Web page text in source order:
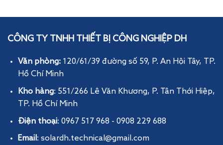
CÔNG TY TNHH THIẾT BỊ CÔNG NGHIỆP DH
Văn phòng: 120/61/39 đường số 59, P. An Hội Tây, TP.
Hồ Chí Minh
Kho hàng: 551/266 Lê Văn Khương, P. Tân Thới Hiệp,
TP. Hồ Chí Minh
Điện thoại: 0967 517 968 - 0908 229 688
Email : solardh.technical@gmail.com